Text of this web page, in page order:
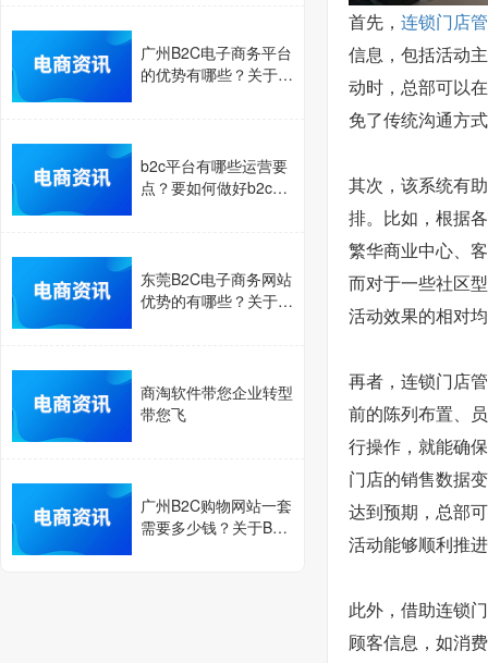
广州B2C电子商务平台
的优势有哪些？关于B
b2c平台有哪些运营要
点？要如何做好b2c电
东莞B2C电子商务网站
优势的有哪些？关于B
商淘软件带您企业转型
带您飞
广州B2C购物网站一套
需要多少钱？关于B2C
首先， 连锁门店
信息，包括活动
动时，总部可以
免了传统沟通方
其次，该系统有
排。比如，根据
繁华商业中心、
而对于一些社区
活动效果的相对
再者，连锁门店
前的陈列布置、
行操作，就能确
门店的销售数据
达到预期，总部
活动能够顺利推
此外，借助连锁
顾客信息，如消